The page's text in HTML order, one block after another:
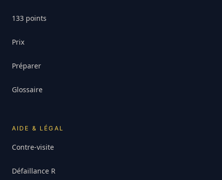
133 points
Prix
Préparer
Glossaire
AIDE & LÉGAL
Contre-visite
Défaillance R